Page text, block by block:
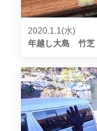
2020.1.1(水)
年越し大島 竹芝